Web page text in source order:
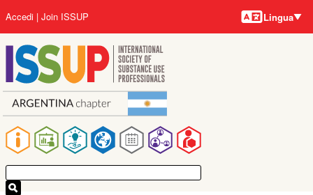
al
contenuto
principale
Main
navigation
User
account
menu
Accedi Join ISSUP Lingue
Lingua